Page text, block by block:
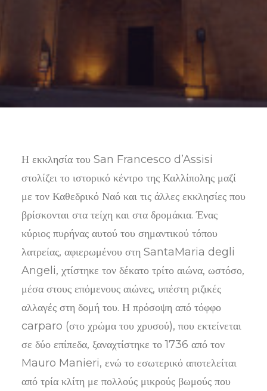
Η εκκλησία του San Francesco d’Assisi
στολίζει το ιστορικό κέντρο της Καλλίπολης μαζί
με τον Καθεδρικό Ναό και τις άλλες εκκλησίες που
βρίσκονται στα τείχη και στα δρομάκια. Ένας
κύριος πυρήνας αυτού του σημαντικού τόπου
λατρείας, αφιερωμένου στη SantaMaria degli
Angeli, χτίστηκε τον δέκατο τρίτο αιώνα, ωστόσο,
μέσα στους επόμενους αιώνες, υπέστη ριζικές
αλλαγές στη δομή του. Η πρόσοψη από τόφφο
carparo (στο χρώμα του χρυσού), που εκτείνεται
σε δύο επίπεδα, ξαναχτίστηκε το 1736 από τον
Mauro Manieri, ενώ το εσωτερικό αποτελείται
από τρία κλίτη με πολλούς μικρούς βωμούς που